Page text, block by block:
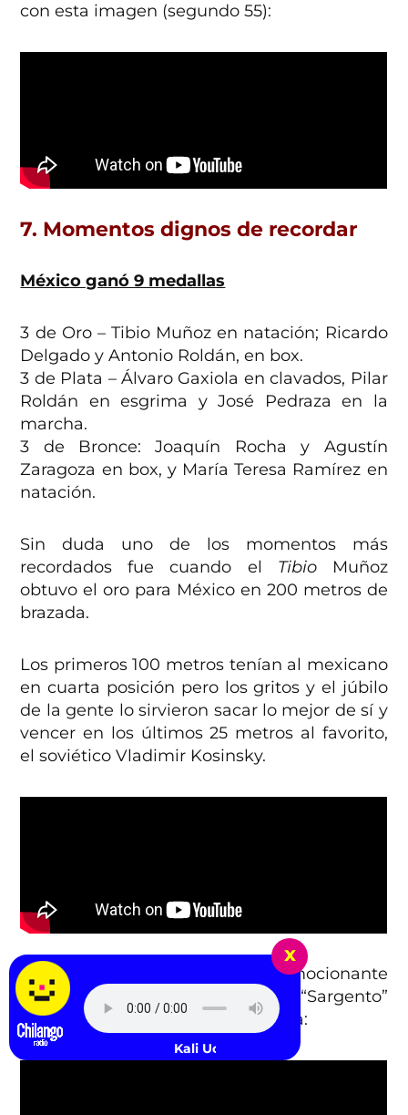
con esta imagen (segundo 55):
7. Momentos dignos de recordar
México ganó 9 medallas
3 de Oro – Tibio Muñoz en natación; Ricardo
Delgado y Antonio Roldán, en box.
3 de Plata – Álvaro Gaxiola en clavados, Pilar
Roldán en esgrima y José Pedraza en la
marcha.
3 de Bronce: Joaquín Rocha y Agustín
Zaragoza en box, y María Teresa Ramírez en
natación.
Sin duda uno de los momentos más
recordados fue cuando el TibioMuñoz
obtuvo el oro para México en 200 metros de
brazada.
Los primeros 100 metros tenían al mexicano
en cuarta posición pero los gritos y el júbilo
de la gente lo sirvieron sacar lo mejor de sí y
vencer en los últimos 25 metros al favorito,
el soviético Vladimir Kosinsky.
También resultó inolvidable la emocionante
medalla de plata de José “Sargento”
Pedraza en los 20 km de caminata:
x
Kali Uchis - telepatía